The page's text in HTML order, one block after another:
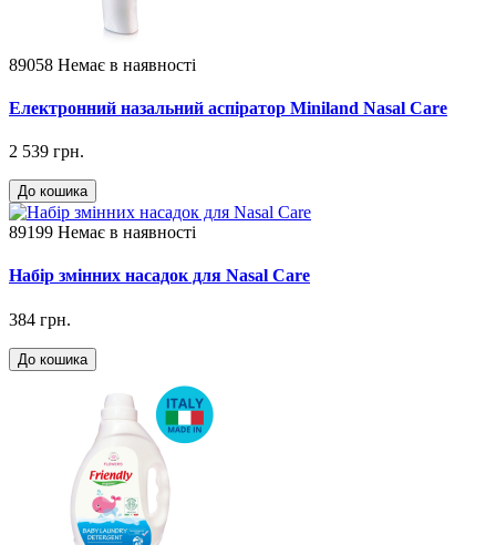
89058 Немає в наявності
Електронний назальний аспіратор Miniland Nasal Care
2 539 грн.
До кошика
89199 Немає в наявності
Набір змінних насадок для Nasal Care
384 грн.
До кошика